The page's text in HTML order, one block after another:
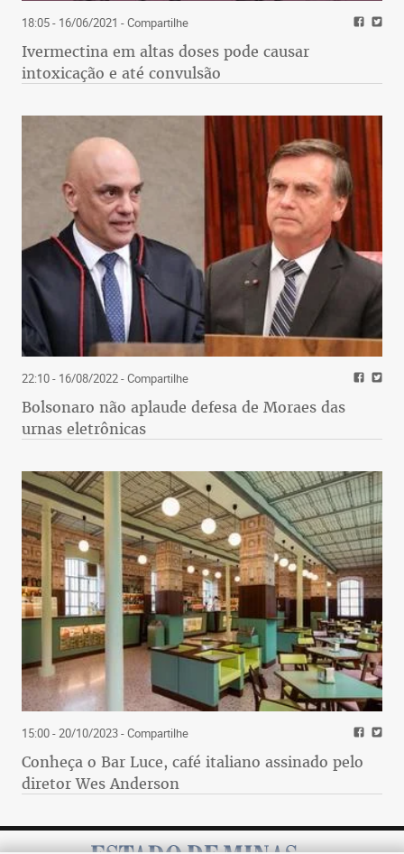
18:05 - 16/06/2021 - Compartilhe
Ivermectina em altas doses pode causar
intoxicação e até convulsão
22:10 - 16/08/2022- Compartilhe
Bolsonaro não aplaude defesa de Moraes das
urnas eletrônicas
15:00 - 20/10/2023- Compartilhe
Conheça o Bar Luce, café italiano assinado pelo
diretor Wes Anderson